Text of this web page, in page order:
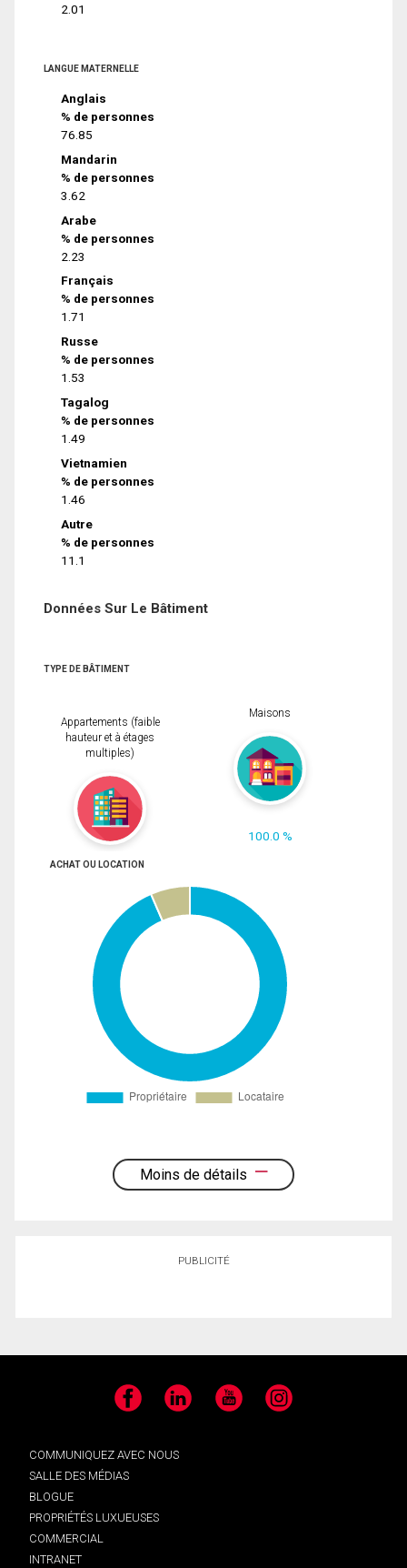
2.01
LANGUE MATERNELLE
Anglais
% de personnes
76.85
Mandarin
% de personnes
3.62
Arabe
% de personnes
2.23
Français
% de personnes
1.71
Russe
% de personnes
1.53
Tagalog
% de personnes
1.49
Vietnamien
% de personnes
1.46
Autre
% de personnes
11.1
Données Sur Le Bâtiment
TYPE DE BÂTIMENT
Appartements (faible
hauteur et à étages
multiples)
Maisons
100.0 %
ACHAT OU LOCATION
Moins de détails
PUBLICITÉ
Facebook LinkedIn YouTube Instagram
COMMUNIQUEZ AVEC NOUS
SALLE DES MÉDIAS
BLOGUE
PROPRIÉTÉS LUXUEUSES
COMMERCIAL
INTRANET